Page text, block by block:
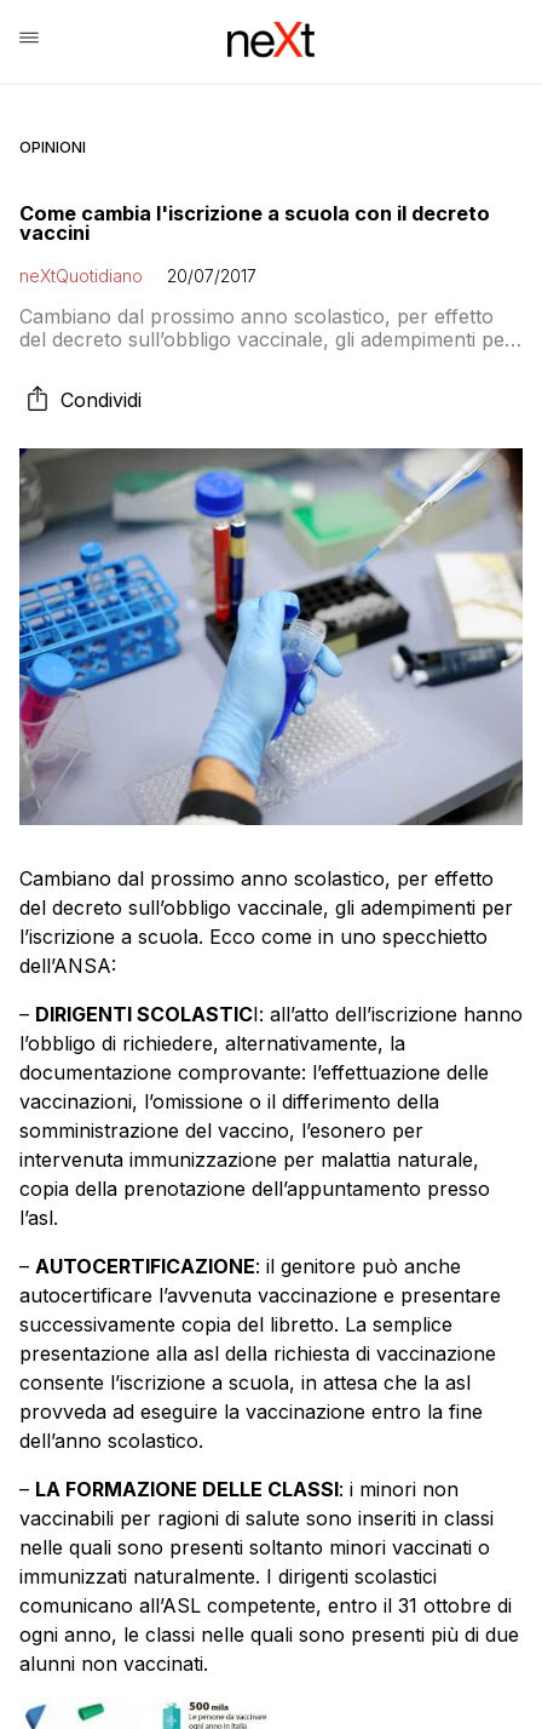
OPINIONI
Come cambia l'iscrizione a scuola con il decreto
vaccini
neXtQuotidiano 20/07/2017
Cambiano dal prossimo anno scolastico, per effetto
del decreto sull’obbligo vaccinale, gli adempimenti per
dell’ANSA: – DIRIGENTI SCOLASTICI: all’atto
dell’iscrizione hanno l’obbligo di richiedere,
l’effettuazione delle vaccinazioni, l’omissione o il
differimento della somministrazione del vaccino,
l’esonero per intervenuta immunizzazione per malattia
naturale, copia […]
Condividi
Cambiano dal prossimo anno scolastico, per effetto
del decreto sull’obbligo vaccinale, gli adempimenti per
l’iscrizione a scuola. Ecco come in uno specchietto
dell’ANSA:
– DIRIGENTI SCOLASTICI: all’atto dell’iscrizione hanno
l’obbligo di richiedere, alternativamente, la
documentazione comprovante: l’effettuazione delle
vaccinazioni, l’omissione o il differimento della
somministrazione del vaccino, l’esonero per
intervenuta immunizzazione per malattia naturale,
copia della prenotazione dell’appuntamento presso
l’asl.
– AUTOCERTIFICAZIONE: il genitore può anche
autocertificare l’avvenuta vaccinazione e presentare
successivamente copia del libretto. La semplice
presentazione alla asl della richiesta di vaccinazione
consente l’iscrizione a scuola, in attesa che la asl
provveda ad eseguire la vaccinazione entro la fine
dell’anno scolastico.
– LA FORMAZIONE DELLE CLASSI: i minori non
vaccinabili per ragioni di salute sono inseriti in classi
nelle quali sono presenti soltanto minori vaccinati o
immunizzati naturalmente. I dirigenti scolastici
comunicano all’ASL competente, entro il 31 ottobre di
ogni anno, le classi nelle quali sono presenti più di due
alunni non vaccinati.